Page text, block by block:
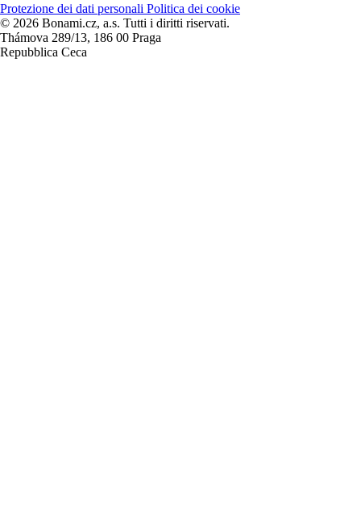
Protezione dei dati personali Politica dei cookie
© 2026 Bonami.cz, a.s. Tutti i diritti riservati.
Thámova 289/13, 186 00 Praga
Repubblica Ceca